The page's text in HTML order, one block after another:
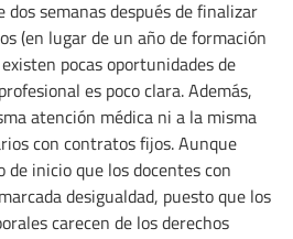
semanas después de finalizar
(en lugar de un año de formación
pocas oportunidades de
es poco clara. Además,
atención médica ni a la misma
con contratos fijos. Aunque
de inicio que los docentes con
desigualdad, puesto que los
carecen de los derechos